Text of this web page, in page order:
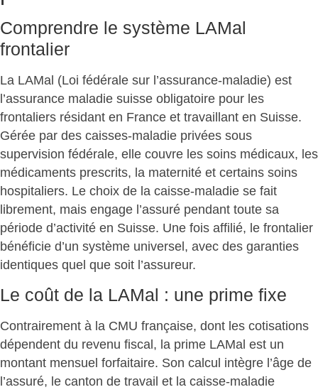
Comprendre le système LAMal
frontalier
La LAMal (Loi fédérale sur l’assurance-maladie) est
l’assurance maladie suisse obligatoire pour les
frontaliers résidant en France et travaillant en Suisse.
Gérée par des caisses-maladie privées sous
supervision fédérale, elle couvre les soins médicaux, les
médicaments prescrits, la maternité et certains soins
hospitaliers. Le choix de la caisse-maladie se fait
librement, mais engage l’assuré pendant toute sa
période d’activité en Suisse. Une fois affilié, le frontalier
bénéficie d’un système universel, avec des garanties
identiques quel que soit l’assureur.
Le coût de la LAMal : une prime fixe
Contrairement à la CMU française, dont les cotisations
dépendent du revenu fiscal, la prime LAMal est un
montant mensuel forfaitaire. Son calcul intègre l’âge de
l’assuré, le canton de travail et la caisse-maladie